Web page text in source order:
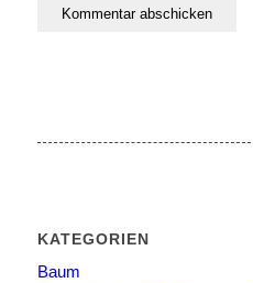
KATEGORIEN
Baum